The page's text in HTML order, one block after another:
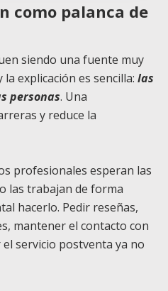
como palanca de
siendo una fuente muy
explicación es sencilla: las
personas. Una
y reduce la
profesionales esperan las
las trabajan de forma
hacerlo. Pedir reseñas,
mantener el contacto con
servicio postventa ya no